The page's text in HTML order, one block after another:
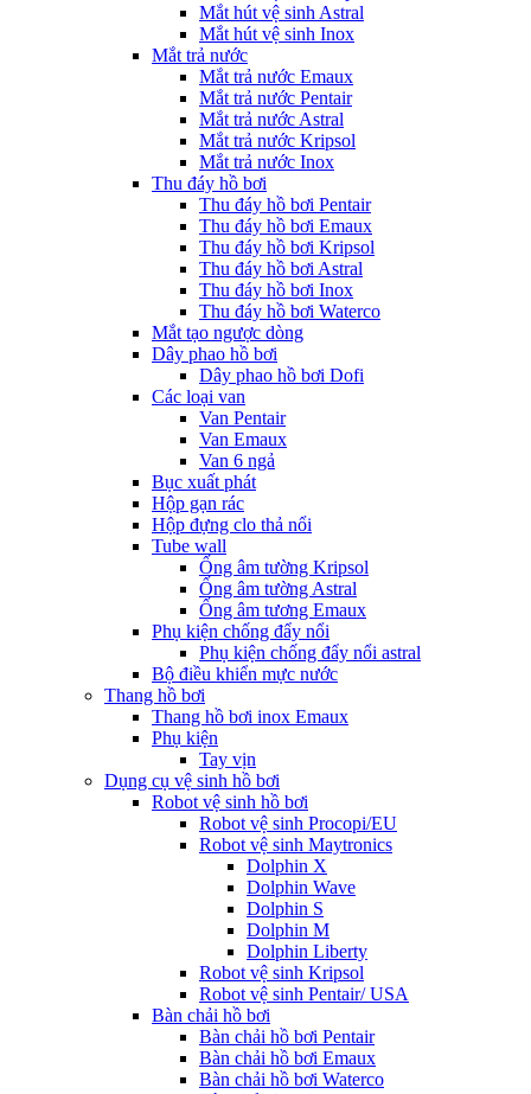
Mắt hút vệ sinh Astral
Mắt hút vệ sinh Inox
Mắt trả nước
Mắt trả nước Emaux
Mắt trả nước Pentair
Mắt trả nước Astral
Mắt trả nước Kripsol
Mắt trả nước Inox
Thu đáy hồ bơi
Thu đáy hồ bơi Pentair
Thu đáy hồ bơi Emaux
Thu đáy hồ bơi Kripsol
Thu đáy hồ bơi Astral
Thu đáy hồ bơi Inox
Thu đáy hồ bơi Waterco
Mắt tạo ngược dòng
Dây phao hồ bơi
Dây phao hồ bơi Dofi
Các loại van
Van Pentair
Van Emaux
Van 6 ngả
Bục xuất phát
Hộp gạn rác
Hộp đựng clo thả nổi
Tube wall
Ống âm tường Kripsol
Ống âm tường Astral
Ống âm tương Emaux
Phụ kiện chống đẩy nổi
Phụ kiện chống đẩy nổi astral
Bộ điều khiển mực nước
Thang hồ bơi
Thang hồ bơi inox Emaux
Phụ kiện
Tay vịn
Dụng cụ vệ sinh hồ bơi
Robot vệ sinh hồ bơi
Robot vệ sinh Procopi/EU
Robot vệ sinh Maytronics
Dolphin X
Dolphin Wave
Dolphin S
Dolphin M
Dolphin Liberty
Robot vệ sinh Kripsol
Robot vệ sinh Pentair/ USA
Bàn chải hồ bơi
Bàn chải hồ bơi Pentair
Bàn chải hồ bơi Emaux
Bàn chải hồ bơi Waterco